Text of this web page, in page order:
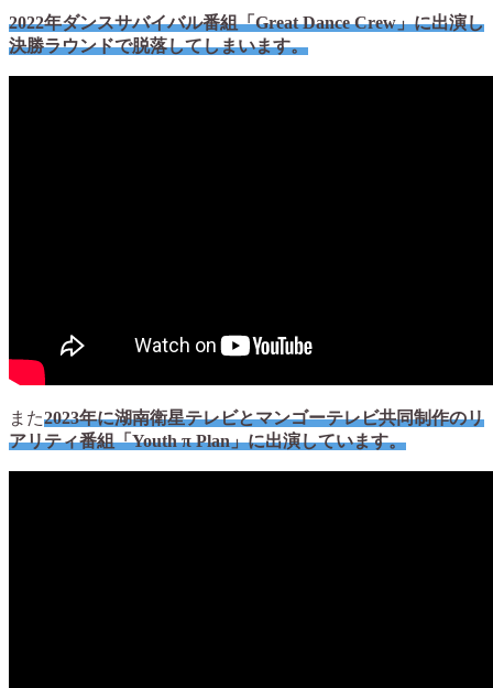
2022年ダンスサバイバル番組「Great Dance Crew」に出演し
決勝ラウンドで脱落してしまいます。
また2023年に湖南衛星テレビとマンゴーテレビ共同制作のリ
アリティ番組「Youth π Plan」に出演しています。